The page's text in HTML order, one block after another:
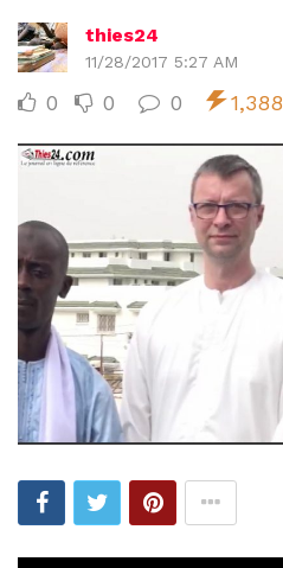
thies24
11/28/2017 5:27 AM
0 0 0 1,388